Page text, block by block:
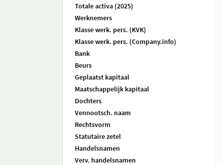
Totale activa (2025)
Werknemers
Klasse werk. pers. (KVK)
Klasse werk. pers. (Company.info)
Bank
Beurs
Geplaatst kapitaal
Maatschappelijk kapitaal
Dochters
Vennootsch. naam
Rechtsvorm
Statutaire zetel
Handelsnamen
Verv. handelsnamen